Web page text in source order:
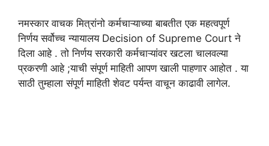
नमस्कार वाचक मित्रांनो कर्मचाऱ्याच्या बाबतीत एक महत्वपूर्ण
निर्णय सर्वोच्च न्यायालय Decision of Supreme Court ने
दिला आहे . तो निर्णय सरकारी कर्मचाऱ्यांवर खटला चालवल्या
प्रकरणी आहे ;याची संपूर्ण माहिती आपण खाली पाहणार आहोत . या
साठी तुम्हाला संपूर्ण माहिती शेवट पर्यन्त वाचून काढावी लागेल.